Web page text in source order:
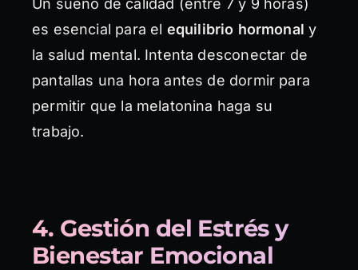
Un sueño de calidad (entre 7 y 9 horas)
es esencial para el equilibrio hormonal y
la salud mental. Intenta desconectar de
pantallas una hora antes de dormir para
permitir que la melatonina haga su
trabajo.
4. Gestión del Estrés y
Bienestar Emocional